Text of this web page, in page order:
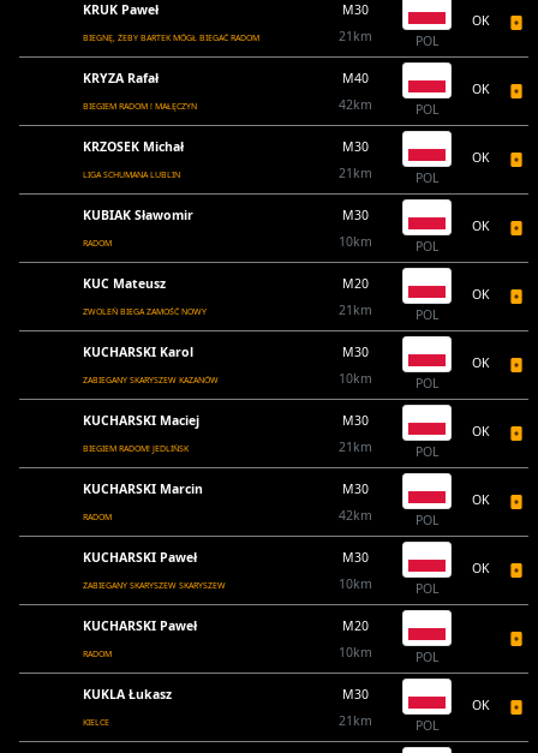
KRUK Paweł
BIEGNĘ, ŻEBY BARTEK MÓGŁ BIEGAĆ RADOM
M30
21km
POL
OK
KRYZA Rafał
BIEGIEM RADOM ! MAŁĘCZYN
M40
42km
POL
OK
KRZOSEK Michał
LIGA SCHUMANA LUBLIN
M30
21km
POL
OK
KUBIAK Sławomir
RADOM
M30
10km
POL
OK
KUC Mateusz
ZWOLEŃ BIEGA ZAMOŚĆ NOWY
M20
21km
POL
OK
KUCHARSKI Karol
ZABIEGANY SKARYSZEW KAZANÓW
M30
10km
POL
OK
KUCHARSKI Maciej
BIEGIEM RADOM! JEDLIŃSK
M30
21km
POL
OK
KUCHARSKI Marcin
RADOM
M30
42km
POL
OK
KUCHARSKI Paweł
ZABIEGANY SKARYSZEW SKARYSZEW
M30
10km
POL
OK
KUCHARSKI Paweł
RADOM
M20
10km
POL
KUKLA Łukasz
KIELCE
M30
21km
POL
OK